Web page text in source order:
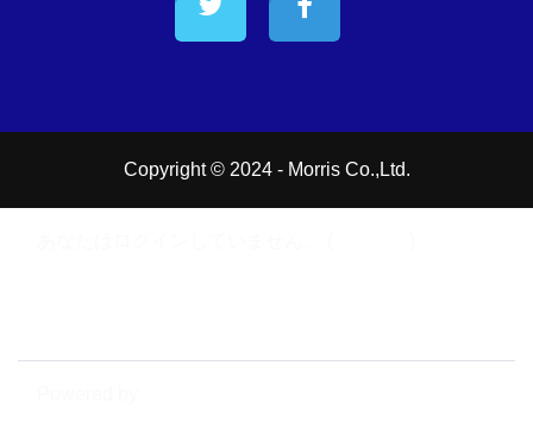
Copyright © 2024 - Morris Co.,Ltd.